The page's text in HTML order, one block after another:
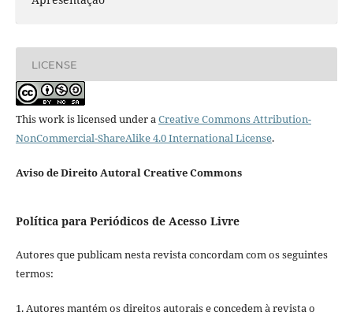
LICENSE
This work is licensed under aCreative Commons Attribution-
NonCommercial-ShareAlike 4.0 International License.
Aviso de Direito Autoral Creative Commons
Política para Periódicos de Acesso Livre
Autores que publicam nesta revista concordam com os seguintes
termos:
1. Autores mantém os direitos autorais e concedem à revista o